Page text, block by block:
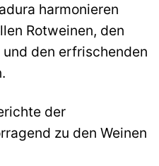
harmonieren
Rotweinen, den
den erfrischenden
der
zu den Weinen